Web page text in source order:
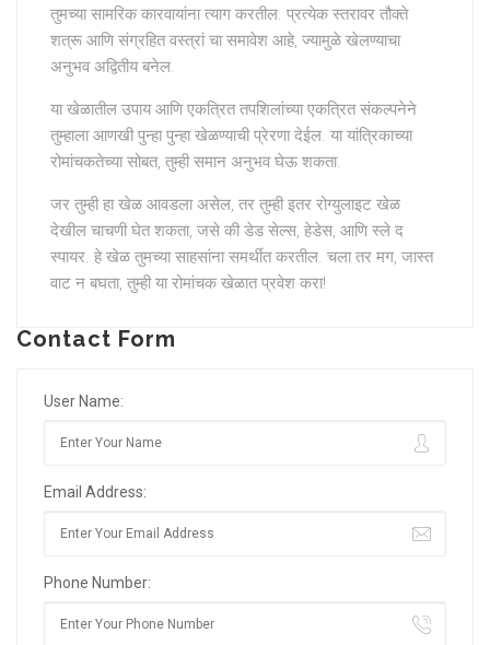
तुमच्या सामरिक कारवायांना त्याग करतील. प्रत्येक स्तरावर तौक्ते
शत्रू आणि संग्रहित वस्त्रां चा समावेश आहे, ज्यामुळे खेलण्याचा
अनुभव अद्वितीय बनेल.
या खेळातील उपाय आणि एकत्रित तपशिलांच्या एकत्रित संकल्पनेने
तुम्हाला आणखी पुन्हा पुन्हा खेळण्याची प्रेरणा देईल. या यांत्रिकाच्या
रोमांचकतेच्या सोबत, तुम्ही समान अनुभव घेऊ शकता.
जर तुम्ही हा खेळ आवडला असेल, तर तुम्ही इतर रोग्युलाइट खेळ
देखील चाचणी घेत शकता, जसे की डेड सेल्स, हेडेस, आणि स्ले द
स्पायर. हे खेळ तुमच्या साहसांना समर्थीत करतील. चला तर मग, जास्त
वाट न बघता, तुम्ही या रोमांचक खेळात प्रवेश करा!
Contact Form
User Name:
Email Address:
Phone Number: